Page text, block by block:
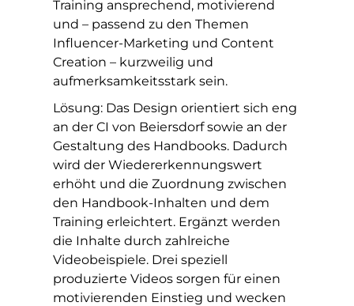
Training ansprechend, motivierend
und – passend zu den Themen
Influencer-Marketing und Content
Creation – kurzweilig und
aufmerksamkeitsstark sein.
Lösung: Das Design orientiert sich eng
an der CI von Beiersdorf sowie an der
Gestaltung des Handbooks. Dadurch
wird der Wiedererkennungswert
erhöht und die Zuordnung zwischen
den Handbook-Inhalten und dem
Training erleichtert. Ergänzt werden
die Inhalte durch zahlreiche
Videobeispiele. Drei speziell
produzierte Videos sorgen für einen
motivierenden Einstieg und wecken